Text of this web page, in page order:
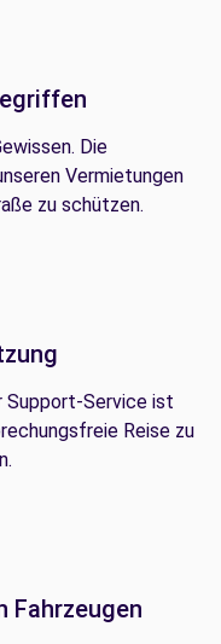
Die
Vermietungen
zu schützen.
Support-Service ist
Reise zu
Fahrzeugen